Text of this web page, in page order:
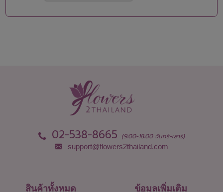
02-538-8665 (9:00-18:00 จันทร์-เสาร์)
support@flowers2thailand.com
สินค้าทั้งหมด ข้อมูลเพิ่มเติม